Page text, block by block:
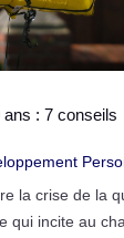
: 7 conseils
la crise de la
qui incite au